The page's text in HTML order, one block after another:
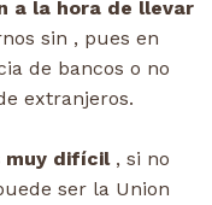
a la hora de llevar
sin , pues en
de bancos o no
extranjeros.
muy difícil, si no
ser la Union